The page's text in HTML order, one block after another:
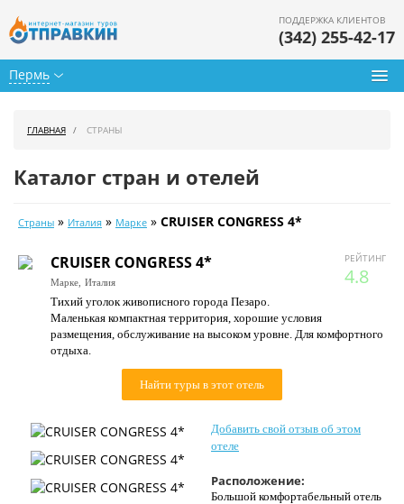
Пермь
ПОДДЕРЖКА КЛИЕНТОВ
(342) 255-42-17
Календарь туров
Цены дня
Страны
Как купить
Контакты
ГЛАВНАЯ СТРАНЫ
Каталог стран и отелей
Страны » Италия » Марке » CRUISER CONGRESS 4*
РЕЙТИНГ
4.8
CRUISER CONGRESS 4*
Марке, Италия
Тихий уголок живописного города Пезаро.
Маленькая компактная территория, хорошие условия
размещения, обслуживание на высоком уровне. Для комфортного
отдыха.
Найти туры в этот отель
Добавить свой отзыв об этом
отеле
Расположение:
Большой комфортабельный отель